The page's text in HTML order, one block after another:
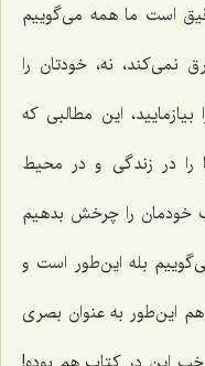
است ما همه می‌گوییم
نمی‌كند، نه، خودتان را
این مطالبی كه
در زندگی و در محیط
خودمان را چرخش بدهیم
بله این‌طور است و
هم این‌طور به عنوان بصری